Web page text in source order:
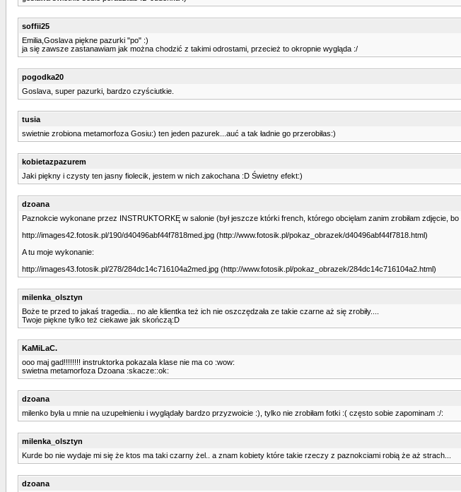
soffii25
Emilia,Goslava piękne pazurki "po" :)
ja się zawsze zastanawiam jak można chodzić z takimi odrostami, przecież to okropnie wygląda :/
pogodka20
Goslava, super pazurki, bardzo czyściutkie.
tusia
swietnie zrobiona metamorfoza Gosiu:) ten jeden pazurek...auć a tak ładnie go przerobiłas:)
kobietazpazurem
Jaki piękny i czysty ten jasny fiolecik, jestem w nich zakochana :D Świetny efekt:)
dzoana
Paznokcie wykonane przez INSTRUKTORKĘ w salonie (był jeszcze którki french, którego obcięlam zanim zrobiłam zdjęcie,
http://images42.fotosik.pl/190/d40496abf44f7818med.jpg (http://www.fotosik.pl/pokaz_obrazek/d40496abf44f7818.html)
A tu moje wykonanie:
http://images43.fotosik.pl/278/284dc14c716104a2med.jpg (http://www.fotosik.pl/pokaz_obrazek/284dc14c716104a2.html)
milenka_olsztyn
Boże te przed to jakaś tragedia... no ale klientka też ich nie oszczędzała ze takie czarne aż się zrobiły....
Twoje piękne tylko też ciekawe jak skończą:D
KaMiLaC.
ooo maj gad!!!!!!!! instruktorka pokazala klase nie ma co :wow:
swietna metamorfoza Dzoana :skacze::ok:
dzoana
milenko była u mnie na uzupełnieniu i wyglądały bardzo przyzwoicie :), tylko nie zrobiłam fotki :( często sobie zapominam :/:
milenka_olsztyn
Kurde bo nie wydaje mi się że ktos ma taki czarny żel.. a znam kobiety które takie rzeczy z paznokciami robią że aż strach...
dzoana